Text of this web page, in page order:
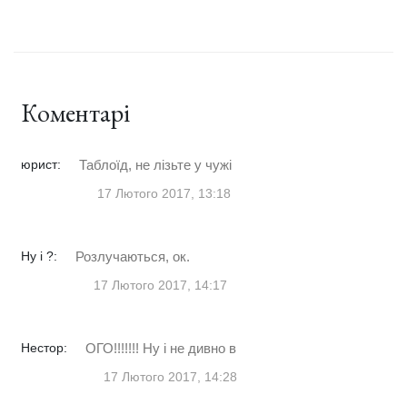
Коментарі
юрист: Таблоїд, не лізьте у чужі
17 Лютого 2017, 13:18
Ну і ?: Розлучаються, ок.
17 Лютого 2017, 14:17
Нестор: ОГО!!!!!!! Ну і не дивно в
17 Лютого 2017, 14:28